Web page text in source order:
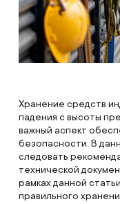
Хранение средств
падения с высоты
важный аспект
безопасности. В
следовать
технической
рамках данной
правильного